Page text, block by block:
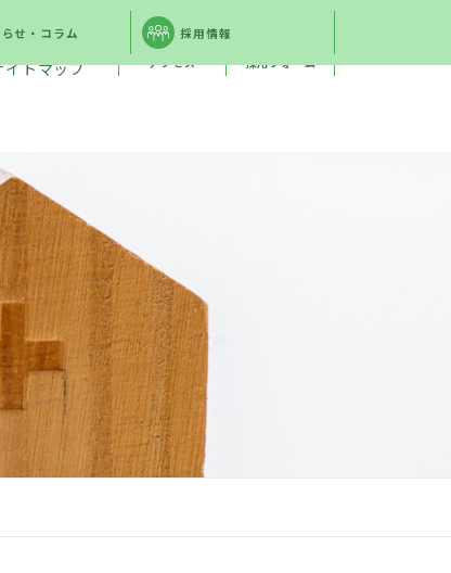
4050
イトマップ アクセス 採用フォーム
せ・コラム 採用情報